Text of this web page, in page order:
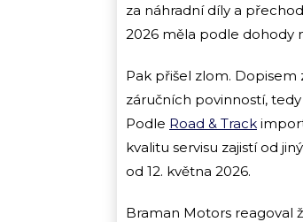
za náhradní díly a
2026 měla podle dohody
Pak přišel zlom. Dopisem
záručních povinností,
Podle Road & Track
kvalitu servisu zajistí od
od 12. května 2026.
Braman Motors reagoval